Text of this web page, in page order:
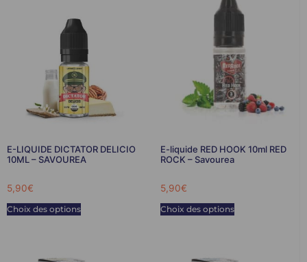
E-LIQUIDE DICTATOR DELICIO
10ML – SAVOUREA
5,90€
Choix des options
E-liquide RED HOOK 10ml RED
ROCK – Savourea
5,90€
Choix des options